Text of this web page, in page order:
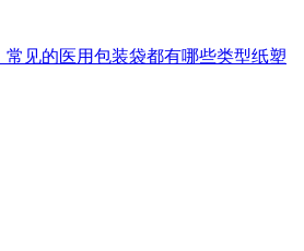
见的医用包装袋都有哪些类型‌纸塑